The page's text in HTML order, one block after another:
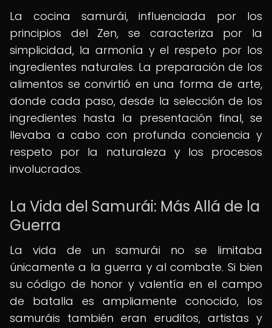
La cocina samurái, influenciada por los
principios del Zen, se caracteriza por la
simplicidad, la armonía y el respeto por los
ingredientes naturales. La preparación de los
alimentos se convirtió en una forma de arte,
donde cada paso, desde la selección de los
ingredientes hasta la presentación final, se
llevaba a cabo con profunda conciencia y
respeto por la naturaleza y los procesos
involucrados.
La Vida del Samurái: Más Allá de la
Guerra
La vida de un samurái no se limitaba
únicamente a la guerra y al combate. Si bien
su código de honor y valentía en el campo
de batalla es ampliamente conocido, los
samuráis también eran eruditos, artistas y